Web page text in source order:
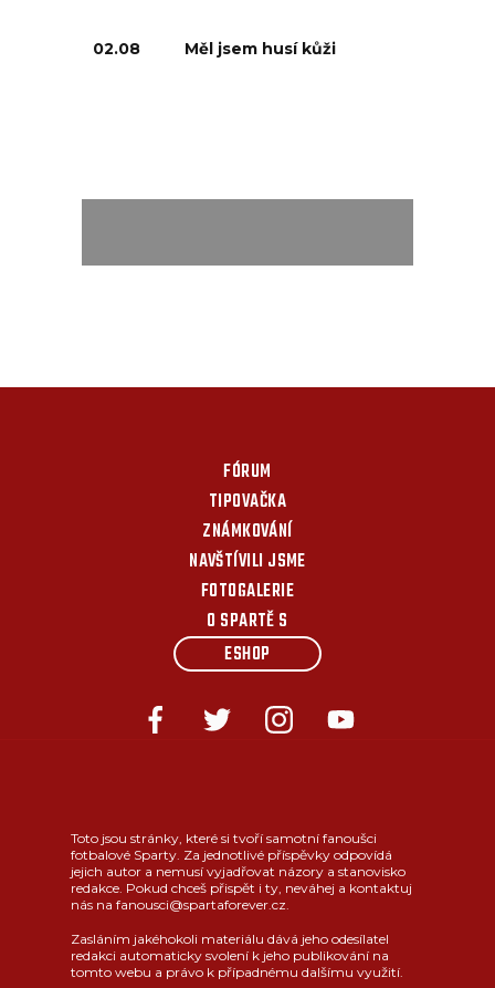
02.08 Měl jsem husí kůži
FÓRUM
TIPOVAČKA
ZNÁMKOVÁNÍ
NAVŠTÍVILI JSME
FOTOGALERIE
O SPARTĚ S
ESHOP
Toto jsou stránky, které si tvoří samotní fanoušci
fotbalové Sparty. Za jednotlivé příspěvky odpovídá
jejich autor a nemusí vyjadřovat názory a stanovisko
redakce. Pokud chceš přispět i ty, neváhej a kontaktuj
nás na fanousci@spartaforever.cz.
Zasláním jakéhokoli materiálu dává jeho odesílatel
redakci automaticky svolení k jeho publikování na
tomto webu a právo k případnému dalšímu využití.